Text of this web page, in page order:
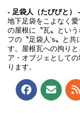
- 足袋人（たびびと） -
地下足袋をこよなく
の屋根に〝瓦〟とい
フの〝足袋人’s〟と
す。屋根瓦への拘り
ア・オブジェとして
ります。